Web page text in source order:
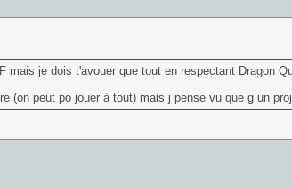
mais je dois t'avouer que tout en respectant Dragon
(on peut po jouer à tout) mais j pense vu que g un